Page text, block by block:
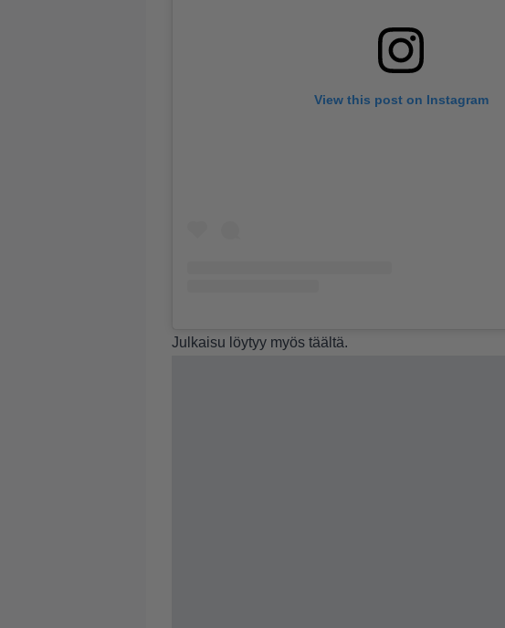
View this post on Instagram
Julkaisu löytyy myös täältä.